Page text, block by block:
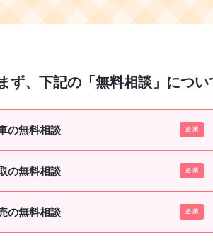
まず、下記の「無料相談」につ
の無料相談
の無料相談
の無料相談